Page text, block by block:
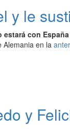
y le
estará con
Alemania en la
y